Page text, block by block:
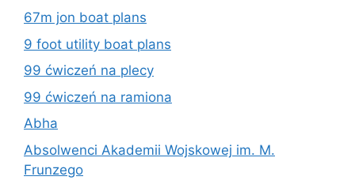
67m jon boat plans
9 foot utility boat plans
99 ćwiczeń na plecy
99 ćwiczeń na ramiona
Abha
Absolwenci Akademii Wojskowej im. M.
Frunzego